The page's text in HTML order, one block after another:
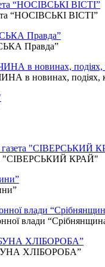
“НОСІВСЬКІ ВІСТІ”
“НОСІВСЬКІ ВІСТІ”
Правда”
Правда”
новинах, подіях,
новинах, подіях,
газета "СІВЕРСЬКИЙ
"СІВЕРСЬКИЙ КРАЙ"
влади
влади
ХЛІБОРОБА”
ХЛІБОРОБА”